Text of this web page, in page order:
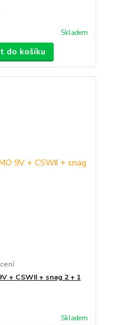
Skladem
do košíku
+ CSWII + snag 2 + 1
Skladem